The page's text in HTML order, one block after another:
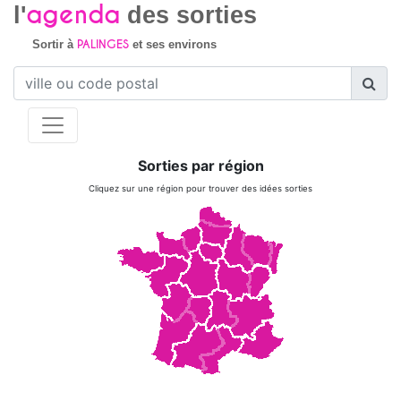
l'agenda des sorties
Sortir à PALINGESet ses environs
Sorties par région
Cliquez sur une région pour trouver des idées sorties